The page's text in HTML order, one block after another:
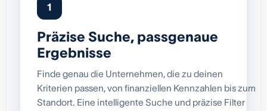
1
Präzise Suche, passgenaue
Ergebnisse
Finde genau die Unternehmen, die zu deinen
Kriterien passen, von finanziellen Kennzahlen bis zum
Standort. Eine intelligente Suche und präzise Filter